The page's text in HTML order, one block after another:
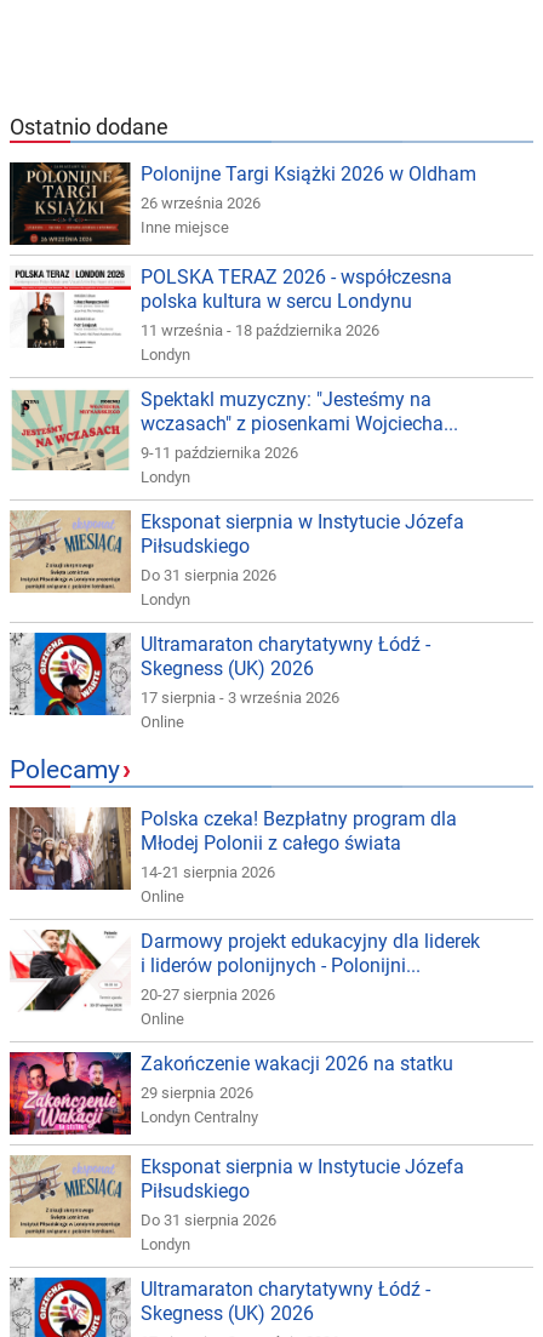
Ostatnio dodane
Polonijne Targi Książki 2026 w Oldham
26 września 2026
Inne miejsce
POLSKA TERAZ 2026 - współczesna
polska kultura w sercu Londynu
11 września - 18 października 2026
Londyn
Spektakl muzyczny: "Jesteśmy na
wczasach" z piosenkami Wojciecha...
9-11 października 2026
Londyn
Eksponat sierpnia w Instytucie Józefa
Piłsudskiego
Do 31 sierpnia 2026
Londyn
Ultramaraton charytatywny Łódź -
Skegness (UK) 2026
17 sierpnia - 3 września 2026
Online
Polecamy›
Polska czeka! Bezpłatny program dla
Młodej Polonii z całego świata
14-21 sierpnia 2026
Online
Darmowy projekt edukacyjny dla liderek
i liderów polonijnych - Polonijni...
20-27 sierpnia 2026
Online
Zakończenie wakacji 2026 na statku
29 sierpnia 2026
Londyn Centralny
Eksponat sierpnia w Instytucie Józefa
Piłsudskiego
Do 31 sierpnia 2026
Londyn
Ultramaraton charytatywny Łódź -
Skegness (UK) 2026